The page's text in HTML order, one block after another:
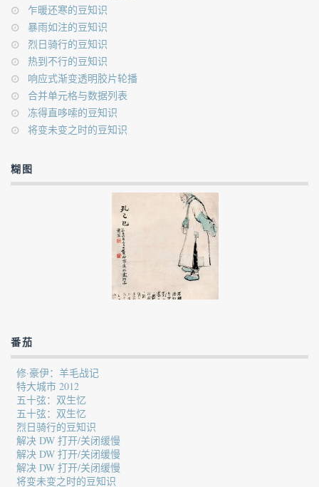
乍暖还寒的豆知识
暴雨如注的豆知识
烈日骑行的豆知识
热到不行的豆知识
响应式渐变透明胶片轮播
合并单元格与数据列表
冻得直哆嗦的豆知识
将变未变之时的豆知识
糊图
番茄
修·豪伊：羊毛战记
特大城市 2012
五十弦：双生忆
五十弦：双生忆
烈日骑行的豆知识
解决 DW 打开/关闭缓慢
解决 DW 打开/关闭缓慢
解决 DW 打开/关闭缓慢
将变未变之时的豆知识